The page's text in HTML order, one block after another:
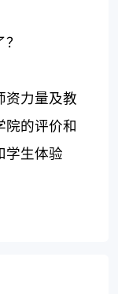
资力量及教
院的评价和
学生体验